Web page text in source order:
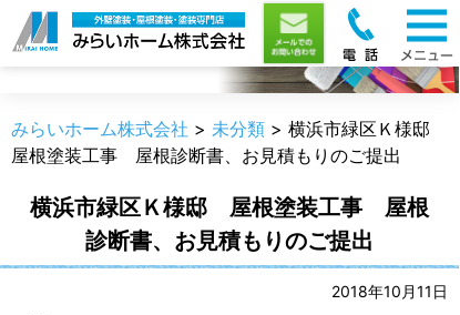
職人のうんちく
みらいホーム株式会社 > 未分類 > 横浜市緑区Ｋ様邸
屋根塗装工事 屋根診断書、お見積もりのご提出
横浜市緑区Ｋ様邸 屋根塗装工事 屋根
診断書、お見積もりのご提出
2018年10月11日